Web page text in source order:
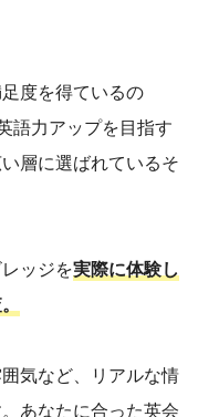
度を得ているの
語力アップを目指す
層に選ばれているそ
ッジを実際に体験し
気など、リアルな情
あなたに合った英会